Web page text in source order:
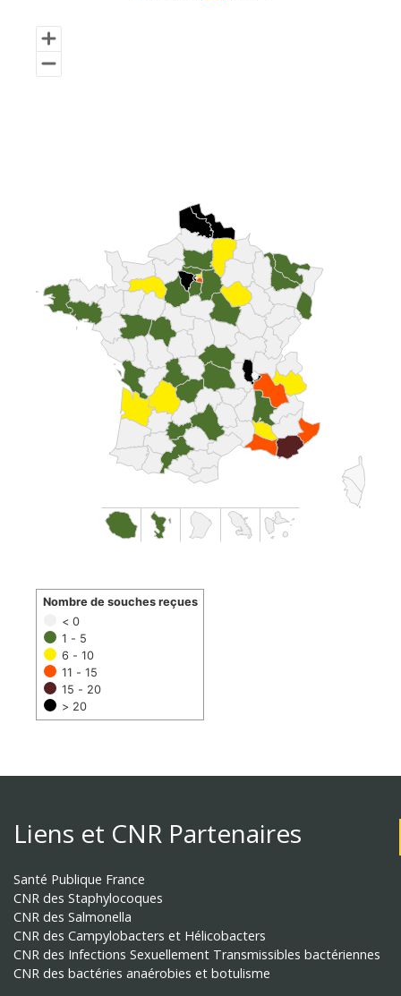
< 0
1 - 5
6 - 10
11 - 15
15 - 20
> 20
Nombre de souches reçues
Liens et CNR Partenaires
Santé Publique France
CNR des Staphylocoques
CNR des Salmonella
CNR des Campylobacters et Hélicobacters
CNR des Infections Sexuellement Transmissibles bactériennes
CNR des bactéries anaérobies et botulisme